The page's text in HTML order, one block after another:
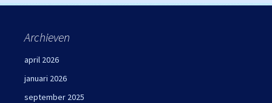
Archieven
april 2026
januari 2026
september 2025